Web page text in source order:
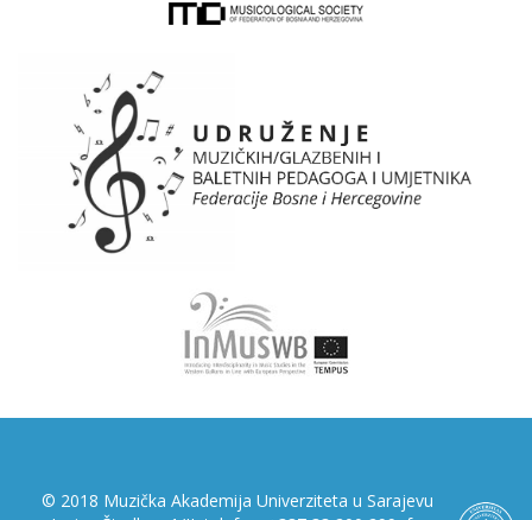
© 2018 Muzička Akademija Univerziteta u Sarajevu